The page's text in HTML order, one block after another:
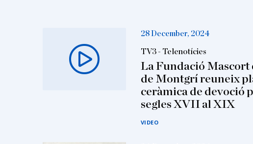
28 December, 2024
TV3 - Telenotícies
La Fundació Mascort
de Montgrí reuneix
ceràmica de devoció
segles XVII al XIX
VIDEO